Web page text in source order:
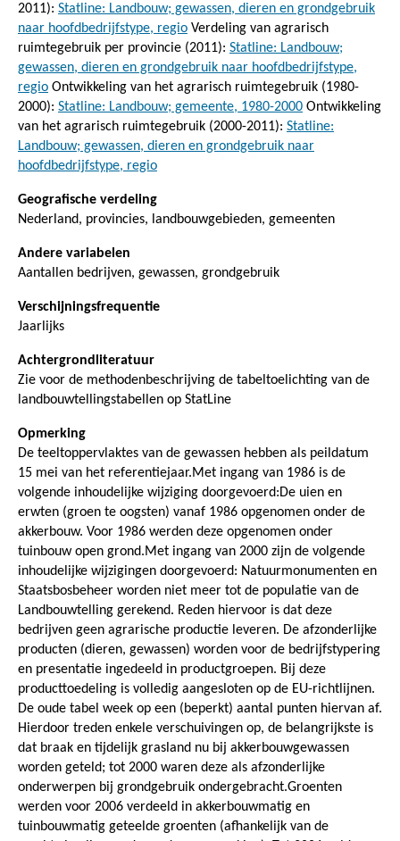
2011): Statline: Landbouw; gewassen, dieren en grondgebruik
naar hoofdbedrijfstype, regio Verdeling van agrarisch
ruimtegebruik per provincie (2011): Statline: Landbouw;
gewassen, dieren en grondgebruik naar hoofdbedrijfstype,
regio Ontwikkeling van het agrarisch ruimtegebruik (1980-
2000): Statline: Landbouw; gemeente, 1980-2000 Ontwikkeling
van het agrarisch ruimtegebruik (2000-2011): Statline:
Landbouw; gewassen, dieren en grondgebruik naar
hoofdbedrijfstype, regio
Geografische verdeling
Nederland, provincies, landbouwgebieden, gemeenten
Andere variabelen
Aantallen bedrijven, gewassen, grondgebruik
Verschijningsfrequentie
Jaarlijks
Achtergrondliteratuur
Zie voor de methodenbeschrijving de tabeltoelichting van de
landbouwtellingstabellen op StatLine
Opmerking
De teeltoppervlaktes van de gewassen hebben als peildatum
15 mei van het referentiejaar.Met ingang van 1986 is de
volgende inhoudelijke wijziging doorgevoerd:De uien en
erwten (groen te oogsten) vanaf 1986 opgenomen onder de
akkerbouw. Voor 1986 werden deze opgenomen onder
tuinbouw open grond.Met ingang van 2000 zijn de volgende
inhoudelijke wijzigingen doorgevoerd: Natuurmonumenten en
Staatsbosbeheer worden niet meer tot de populatie van de
Landbouwtelling gerekend. Reden hiervoor is dat deze
bedrijven geen agrarische productie leveren. De afzonderlijke
producten (dieren, gewassen) worden voor de bedrijfstypering
en presentatie ingedeeld in productgroepen. Bij deze
producttoedeling is volledig aangesloten op de EU-richtlijnen.
De oude tabel week op een (beperkt) aantal punten hiervan af.
Hierdoor treden enkele verschuivingen op, de belangrijkste is
dat braak en tijdelijk grasland nu bij akkerbouwgewassen
worden geteld; tot 2000 waren deze als afzonderlijke
onderwerpen bij grondgebruik ondergebracht.Groenten
werden voor 2006 verdeeld in akkerbouwmatig en
tuinbouwmatig geteelde groenten (afhankelijk van de